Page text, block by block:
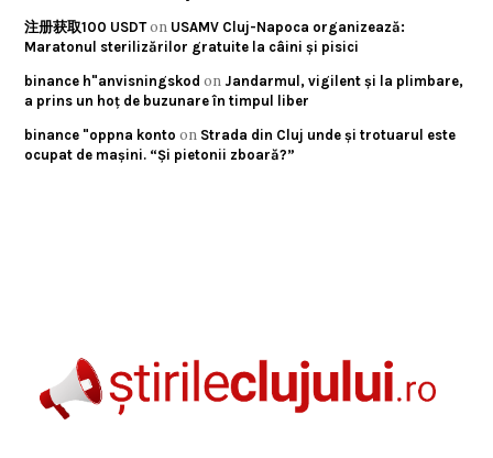
注册获取100 USDTon USAMV Cluj-Napoca organizează:
Maratonul sterilizărilor gratuite la câini și pisici
binance h"anvisningskod on Jandarmul, vigilent și la plimbare,
a prins un hoț de buzunare în timpul liber
binance "oppna konto on Strada din Cluj unde și trotuarul este
ocupat de mașini. “Și pietonii zboară?”